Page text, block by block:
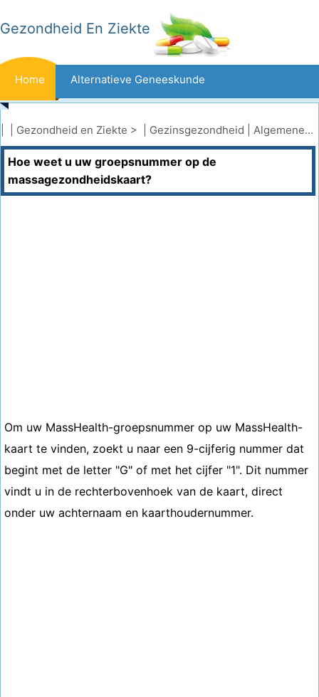
Gezondheid En Ziekte
Home Alternatieve Geneeskunde
Beten En Steken Kanker
Aandoeningen En Behandelingen Mond- En Tandzorg
Gezondheid en Ziekte > | Gezinsgezondheid Algemene gezinsgezondheid
Hoe weet u uw groepsnummer op de
massagezondheidskaart?
Om uw MassHealth-groepsnummer op uw MassHealth-
kaart te vinden, zoekt u naar een 9-cijferig nummer dat
begint met de letter "G" of met het cijfer "1". Dit nummer
vindt u in de rechterbovenhoek van de kaart, direct
onder uw achternaam en kaarthoudernummer.